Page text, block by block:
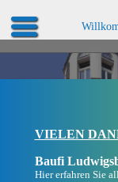
VIELEN
Baufi
Hier erfahren Sie